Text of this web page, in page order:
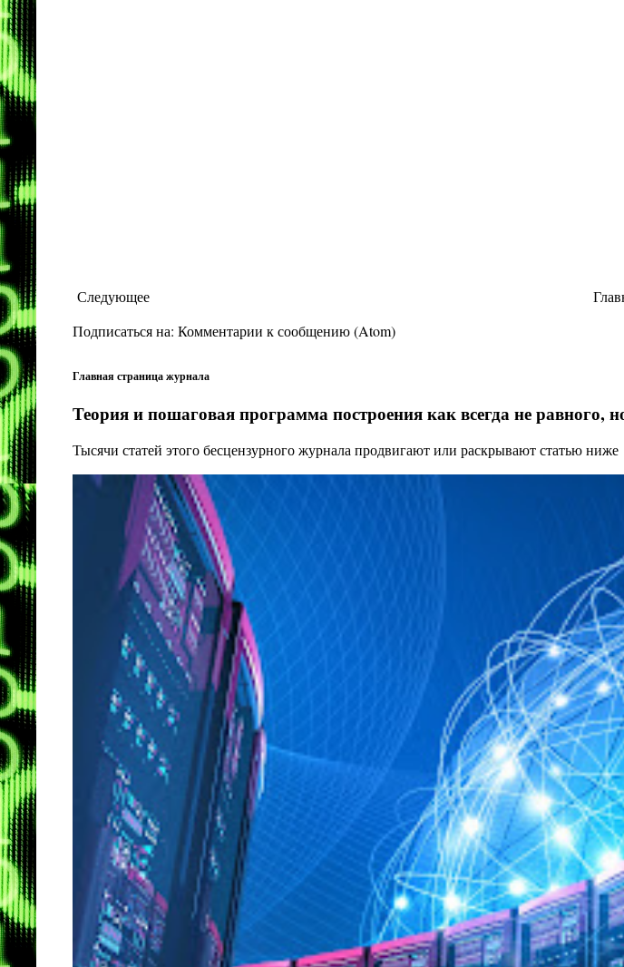
Следующее
Подписаться на: Комментарии к сообщению (Atom)
Главная страница журнала
Теория и пошаговая программа построения как всегда не равного,
Тысячи статей этого бесцензурного журнала продвигают или раскрывают статью